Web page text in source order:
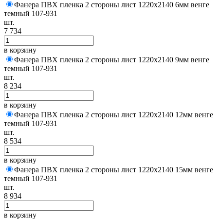
Фанера ПВХ пленка 2 стороны лист 1220х2140 6мм венге
темный 107-931
шт.
7 734
в корзину
Фанера ПВХ пленка 2 стороны лист 1220х2140 9мм венге
темный 107-931
шт.
8 234
в корзину
Фанера ПВХ пленка 2 стороны лист 1220х2140 12мм венге
темный 107-931
шт.
8 534
в корзину
Фанера ПВХ пленка 2 стороны лист 1220х2140 15мм венге
темный 107-931
шт.
8 934
в корзину